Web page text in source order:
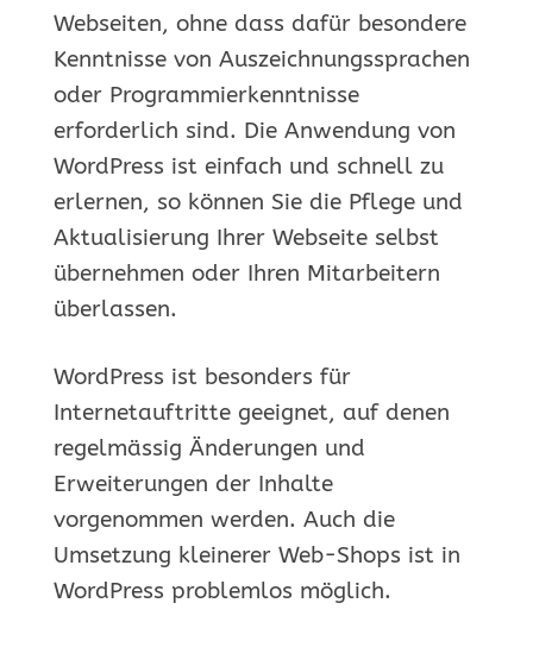
Webseiten, ohne dass dafür besondere
Kenntnisse von Auszeichnungssprachen
oder Programmierkenntnisse
erforderlich sind. Die Anwendung von
WordPress ist einfach und schnell zu
erlernen, so können Sie die Pflege und
Aktualisierung Ihrer Webseite selbst
übernehmen oder Ihren Mitarbeitern
überlassen.
WordPress ist besonders für
Internetauftritte geeignet, auf denen
regelmässig Änderungen und
Erweiterungen der Inhalte
vorgenommen werden. Auch die
Umsetzung kleinerer Web-Shops ist in
WordPress problemlos möglich.